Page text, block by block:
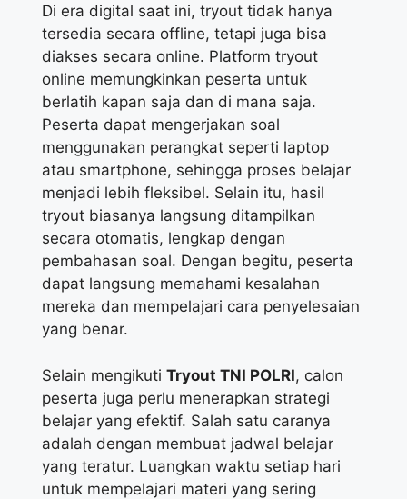
Di era digital saat ini, tryout tidak hanya
tersedia secara offline, tetapi juga bisa
diakses secara online. Platform tryout
online memungkinkan peserta untuk
berlatih kapan saja dan di mana saja.
Peserta dapat mengerjakan soal
menggunakan perangkat seperti laptop
atau smartphone, sehingga proses belajar
menjadi lebih fleksibel. Selain itu, hasil
tryout biasanya langsung ditampilkan
secara otomatis, lengkap dengan
pembahasan soal. Dengan begitu, peserta
dapat langsung memahami kesalahan
mereka dan mempelajari cara penyelesaian
yang benar.
Selain mengikuti Tryout TNI POLRI, calon
peserta juga perlu menerapkan strategi
belajar yang efektif. Salah satu caranya
adalah dengan membuat jadwal belajar
yang teratur. Luangkan waktu setiap hari
untuk mempelajari materi yang sering